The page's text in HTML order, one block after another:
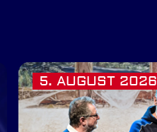
5. AUGUST 2026